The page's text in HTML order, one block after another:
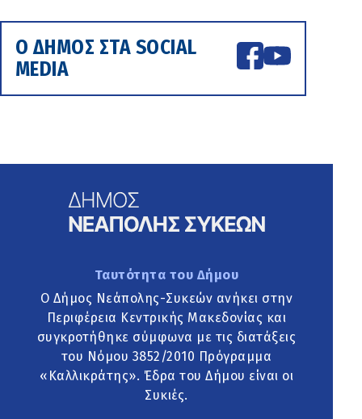
Ο ΔΗΜΟΣ ΣΤΑ SOCIAL
MEDIA
Ταυτότητα του Δήμου
Ο Δήμος Νεάπολης-Συκεών ανήκει στην
Περιφέρεια Κεντρικής Μακεδονίας και
συγκροτήθηκε σύμφωνα με τις διατάξεις
του Νόμου 3852/2010 Πρόγραμμα
«Καλλικράτης». Έδρα του Δήμου είναι οι
Συκιές.